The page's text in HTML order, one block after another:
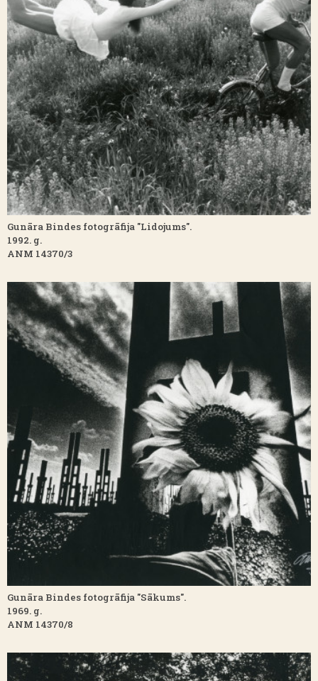
Gunāra Bindes fotogrāfija "Lidojums".
1992. g.
ANM 14370/3
Gunāra Bindes fotogrāfija "Sākums".
1969. g.
ANM 14370/8